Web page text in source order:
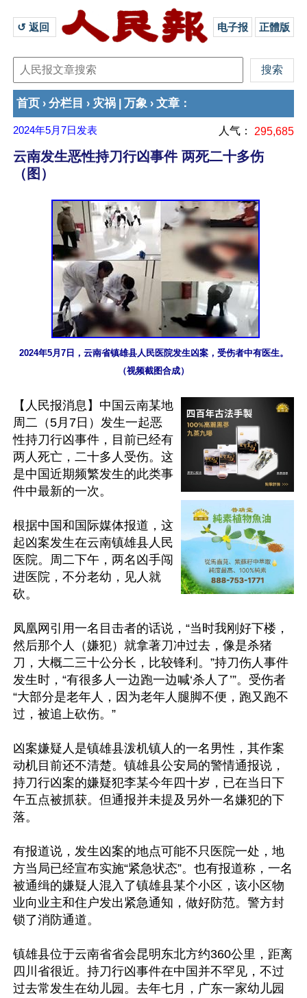
↺ 返回 电子报 正體版
首页 › 分栏目 › 灾祸 万象 › 文章 ：
2024年5月7日 发表 人气： 295,685
云南发生恶性持刀行凶事件 两死二十多伤
（图）
2024年5月7日，云南省镇雄县人民医院发生凶案，受伤者中有医生。
（视频截图合成）
【人民报消息】中国云南某地
周二（5月7日）发生一起恶
性持刀行凶事件，目前已经有
两人死亡，二十多人受伤。这
是中国近期频繁发生的此类事
件中最新的一次。
根据中国和国际媒体报道，这
起凶案发生在云南镇雄县人民
医院。周二下午，两名凶手闯
进医院，不分老幼，见人就
砍。
凤凰网引用一名目击者的话说，“当时我刚好下楼，
然后那个人（嫌犯）就拿著刀冲过去，像是杀猪
刀，大概二三十公分长，比较锋利。”持刀伤人事件
发生时，“有很多人一边跑一边喊‘杀人了’”。受伤者
“大部分是老年人，因为老年人腿脚不便，跑又跑不
过，被追上砍伤。”
凶案嫌疑人是镇雄县泼机镇人的一名男性，其作案
动机目前还不清楚。镇雄县公安局的警情通报说，
持刀行凶案的嫌疑犯李某今年四十岁，已在当日下
午五点被抓获。但通报并未提及另外一名嫌犯的下
落。
有报道说，发生凶案的地点可能不只医院一处，地
方当局已经宣布实施“紧急状态”。也有报道称，一名
被通缉的嫌疑人混入了镇雄县某个小区，该小区物
业向业主和住户发出紧急通知，做好防范。警方封
锁了消防通道。
镇雄县位于云南省省会昆明东北方约360公里，距离
四川省很近。持刀行凶事件在中国并不罕见，不过
过去常发生在幼儿园。去年七月，广东一家幼儿园